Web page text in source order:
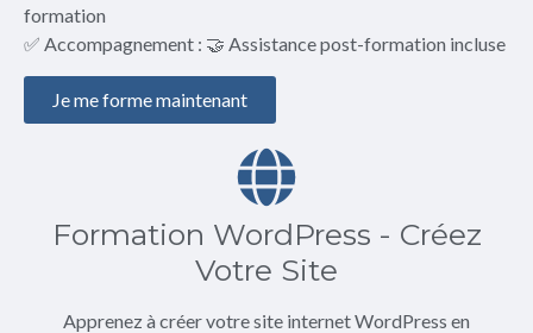
formation
✅ Accompagnement : 🤝 Assistance post-formation incluse
Je me forme maintenant
Formation WordPress - Créez
Votre Site
Apprenez à créer votre site internet WordPress en